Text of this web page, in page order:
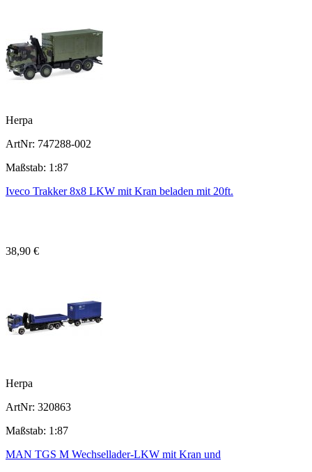
Herpa
ArtNr: 747288-002
Maßstab: 1:87
Iveco Trakker 8x8 LKW mit Kran beladen mit 20ft.
38,90 €
Herpa
ArtNr: 320863
Maßstab: 1:87
MAN TGS M Wechsellader-LKW mit Kran und